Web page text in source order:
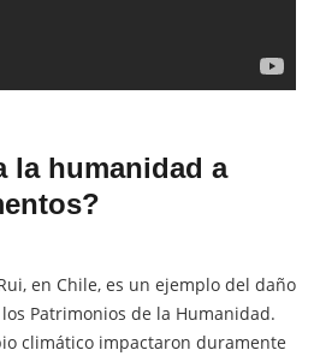
la humanidad a
en Chile, es un ejemplo del daño
Patrimonios de la Humanidad.
climático impactaron duramente